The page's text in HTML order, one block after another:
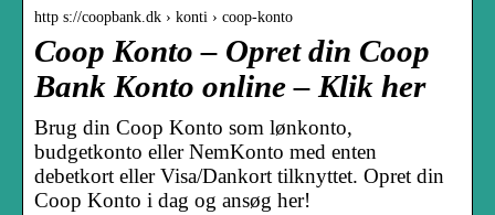
http s://coopbank.dk › konti › coop-konto
Coop Konto – Opret din Coop
Bank Konto online – Klik her
Brug din Coop Konto som lønkonto,
budgetkonto eller NemKonto med enten
debetkort eller Visa/Dankort tilknyttet. Opret din
Coop Konto i dag og ansøg her!